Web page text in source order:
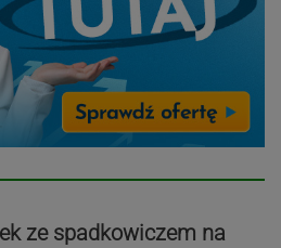
ze spadkowiczem na